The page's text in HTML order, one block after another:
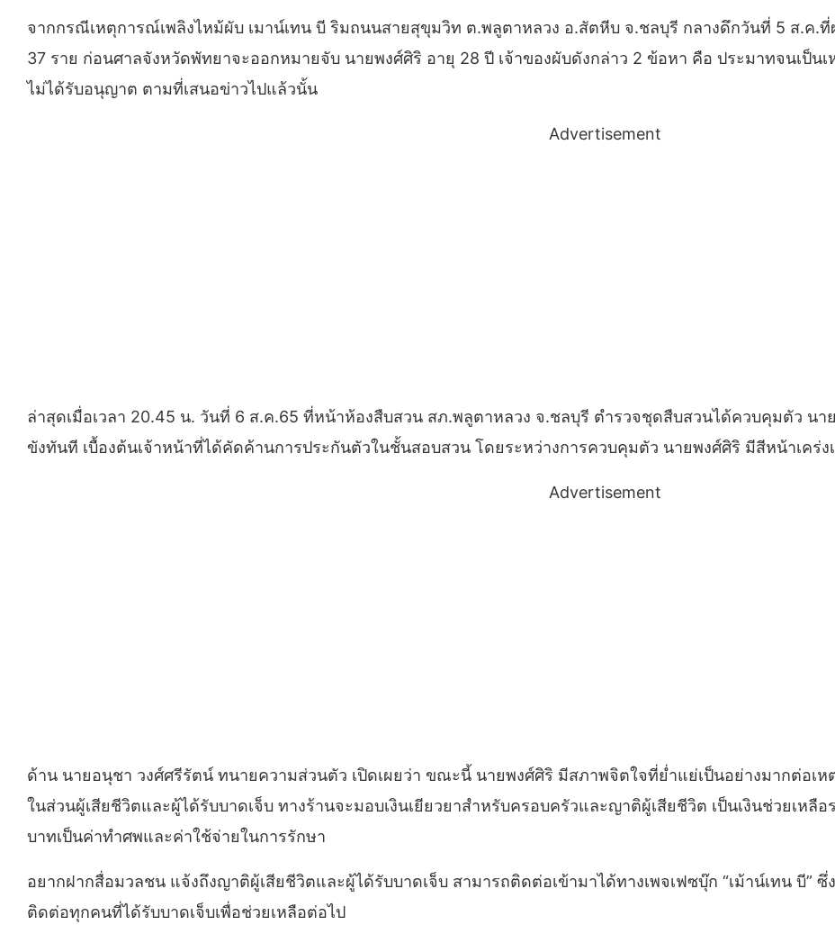
จากกรณีเหตุการณ์เพลิงไหม้ผับ เมาน์เทน บี ริมถนนสายสุขุมวิท ต.พลูตาหลวง อ.สัตหีบ จ.ชลบุรี กลางดึกวันที่ 5 ส.ค.ที่
37 ราย ก่อนศาลจังหวัดพัทยาจะออกหมายจับ นายพงศ์ศิริ อายุ 28 ปี เจ้าของผับดังกล่าว 2 ข้อหา คือ ประมาทจนเป็น
ไม่ได้รับอนุญาต ตามที่เสนอข่าวไปแล้วนั้น
Advertisement
ล่าสุดเมื่อเวลา 20.45 น. วันที่ 6 ส.ค.65 ที่หน้าห้องสืบสวน สภ.พลูตาหลวง จ.ชลบุรี ตำรวจชุดสืบสวนได้ควบคุมตัว นา
ขังทันที เบื้องต้นเจ้าหน้าที่ได้คัดค้านการประกันตัวในชั้นสอบสวน โดยระหว่างการควบคุมตัว นายพงศ์ศิริ มีสีหน้าเคร่ง
Advertisement
ด้าน นายอนุชา วงศ์ศรีรัตน์ ทนายความส่วนตัว เปิดเผยว่า ขณะนี้ นายพงศ์ศิริ มีสภาพจิตใจที่ย่ำแย่เป็นอย่างมากต่อเ
ในส่วนผู้เสียชีวิตและผู้ได้รับบาดเจ็บ ทางร้านจะมอบเงินเยียวยาสำหรับครอบครัวและญาติผู้เสียชีวิต เป็นเงินช่วยเหลื
บาทเป็นค่าทำศพและค่าใช้จ่ายในการรักษา
อยากฝากสื่อมวลชน แจ้งถึงญาติผู้เสียชีวิตและผู้ได้รับบาดเจ็บ สามารถติดต่อเข้ามาได้ทางเพจเฟซบุ๊ก “เม้าน์เทน บี”
ติดต่อทุกคนที่ได้รับบาดเจ็บเพื่อช่วยเหลือต่อไป